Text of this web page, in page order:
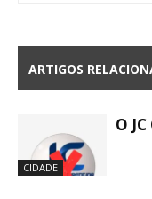
ARTIGOS
CIDADE
O